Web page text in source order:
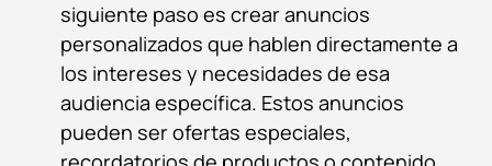
siguiente paso es crear anuncios
personalizados que hablen directamente a
los intereses y necesidades de esa
audiencia específica. Estos anuncios
pueden ser ofertas especiales,